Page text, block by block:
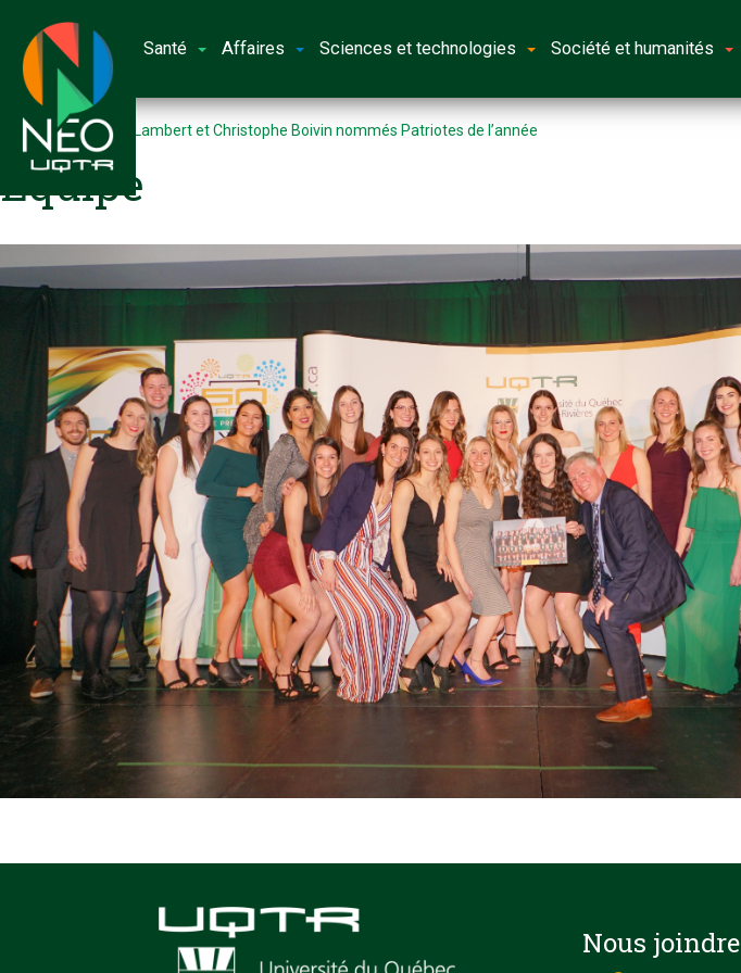
Santé Affaires Sciences et technologies Société et humanités
Accueil Gabrielle Lambert et Christophe Boivin nommés Patriotes de l’année
Équipe
Nous joindre